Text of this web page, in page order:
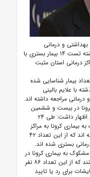
و درمانی
چهارمحال و بختیاری گفت: طی ۲۴ ساعت گذشته تست ۱۴ بیمار بستری با
به بیماری کووید ۱۹ در مراکز درمانی استان مثبت
بیمار شناسایی شده
با علایم بالینی
در بیست و ششمین
روز از مردادماه سال ۹۹ در چهارمحال و بختیاری اظهار داشت: طی ۲۴
به بیماری کرونا به مراکز
بهداشتی و درمانی سرپایی استان مراجعه داشته اند که از این تعداد ۴۲
بستری شده اند.
مثبت قطعی و مشکوک به بیماری کرونا در
مراکز درمانی استان تحت مراقبت و درمان هستند که از این تعداد ۸۶ نفر
برای رد یا تایید